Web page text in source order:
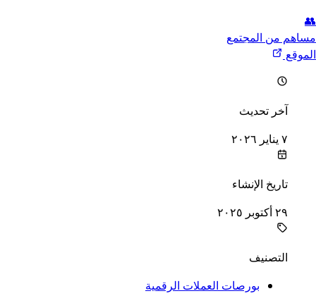
👥
مساهم من المجتمع
الموقع
آخر تحديث
آخر تحديث
٧ يناير ٢٠٢٦
تاريخ الإنشاء
تاريخ الإنشاء
٢٩ أكتوبر ٢٠٢٥
التصنيف
التصنيف
بورصات العملات الرقمية